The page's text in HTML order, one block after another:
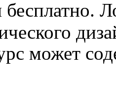
бесплатно.
может